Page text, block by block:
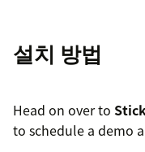
설치 방법
Head on over to
to schedule a demo